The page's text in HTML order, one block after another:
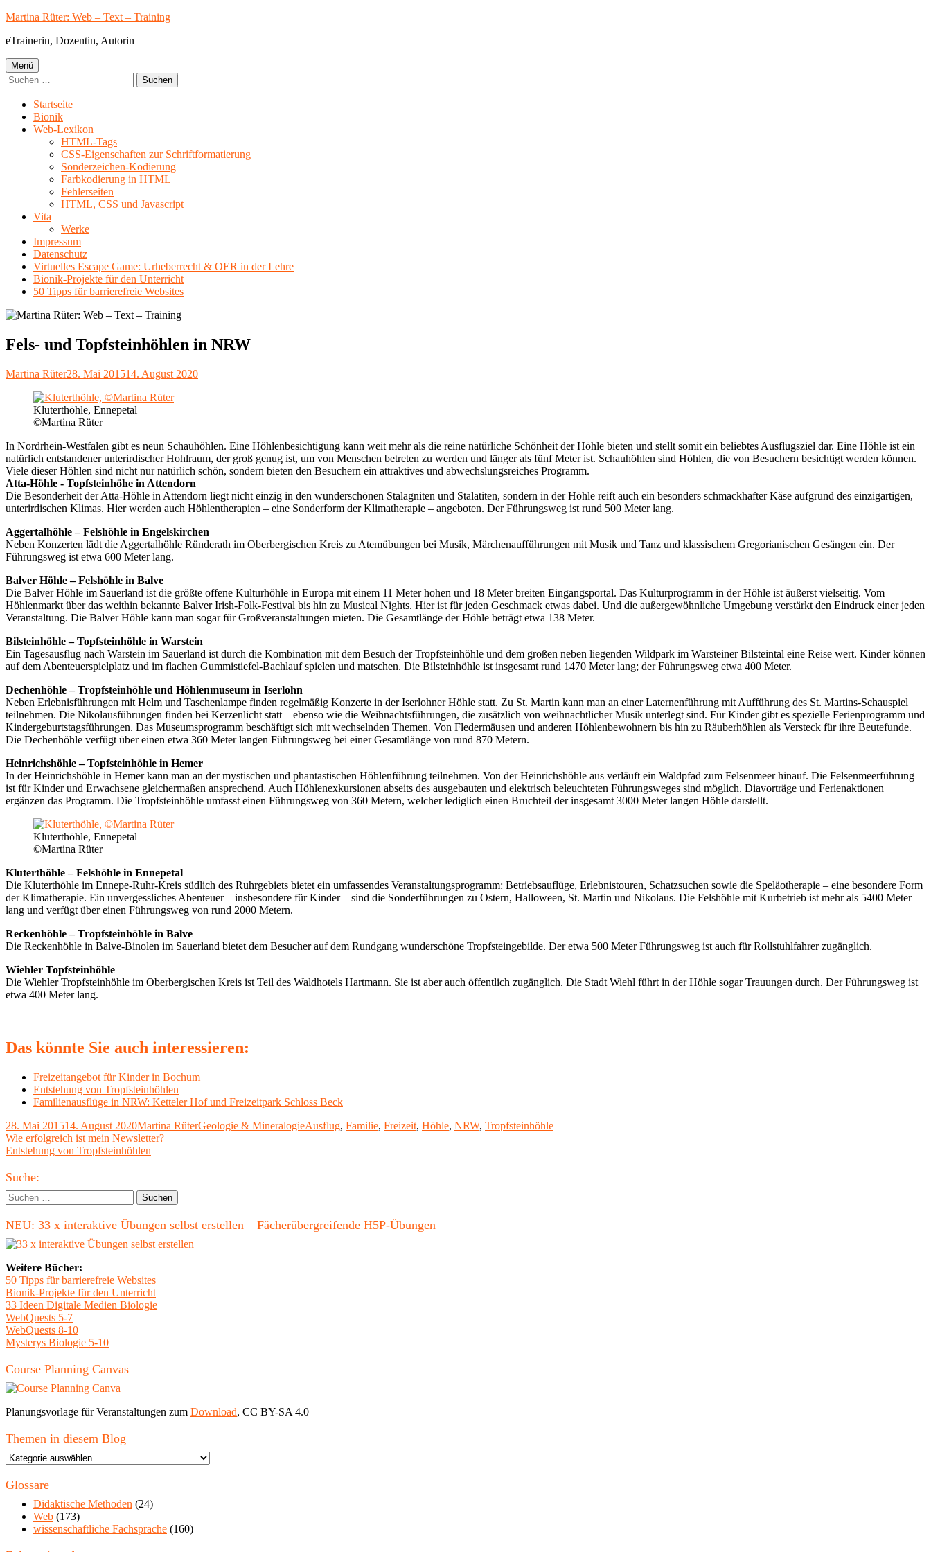
Springe
Inhalt
Martina Rüter: Web – Text – Training
eTrainerin, Dozentin, Autorin
Primäres
Menü
Menü
Suchen
nach:
Startseite
Bionik
Web-Lexikon
HTML-Tags
CSS-Eigenschaften zur Schriftformatierung
Sonderzeichen-Kodierung
Farbkodierung in HTML
Fehlerseiten
HTML, CSS und Javascript
Vita
Werke
Impressum
Datenschutz
Virtuelles Escape Game: Urheberrecht & OER in der Lehre
Bionik-Projekte für den Unterricht
50 Tipps für barrierefreie Websites
Fels- und Topfsteinhöhlen in NRW
Autor
Martina RüterVeröffentlicht
28. Mai 201514. August 2020
Kluterthöhle, Ennepetal
©Martina Rüter
In Nordrhein-Westfalen gibt es neun Schauhöhlen. Eine Höhlenbesichtigung kann weit mehr als die reine natürliche Schönheit der Höhle bieten und stellt somit ein beliebtes Ausflugsziel dar. Eine Höhle ist ein
natürlich entstandener unterirdischer Hohlraum, der groß genug ist, um von Menschen betreten zu werden und länger als fünf Meter ist. Schauhöhlen sind Höhlen, die von Besuchern besichtigt werden können.
Viele dieser Höhlen sind nicht nur natürlich schön, sondern bieten den Besuchern ein attraktives und abwechslungsreiches Programm.
Atta-Höhle - Topfsteinhöhe in Attendorn
Die Besonderheit der Atta-Höhle in Attendorn liegt nicht einzig in den wunderschönen Stalagniten und Stalatiten, sondern in der Höhle reift auch ein besonders schmackhafter Käse aufgrund des einzigartigen,
unterirdischen Klimas. Hier werden auch Höhlentherapien – eine Sonderform der Klimatherapie – angeboten. Der Führungsweg ist rund 500 Meter lang.
Aggertalhöhle – Felshöhle in Engelskirchen
Neben Konzerten lädt die Aggertalhöhle Ründerath im Oberbergischen Kreis zu Atemübungen bei Musik, Märchenaufführungen mit Musik und Tanz und klassischem Gregorianischen Gesängen ein. Der
Führungsweg ist etwa 600 Meter lang.
Balver Höhle – Felshöhle in Balve
Die Balver Höhle im Sauerland ist die größte offene Kulturhöhle in Europa mit einem 11 Meter hohen und 18 Meter breiten Eingangsportal. Das Kulturprogramm in der Höhle ist äußerst vielseitig. Vom
Höhlenmarkt über das weithin bekannte Balver Irish-Folk-Festival bis hin zu Musical Nights. Hier ist für jeden Geschmack etwas dabei. Und die außergewöhnliche Umgebung verstärkt den Eindruck einer jeden
Veranstaltung. Die Balver Höhle kann man sogar für Großveranstaltungen mieten. Die Gesamtlänge der Höhle beträgt etwa 138 Meter.
Bilsteinhöhle – Topfsteinhöhle in Warstein
Ein Tagesausflug nach Warstein im Sauerland ist durch die Kombination mit dem Besuch der Tropfsteinhöhle und dem großen neben liegenden Wildpark im Warsteiner Bilsteintal eine Reise wert. Kinder können
auf dem Abenteuerspielplatz und im flachen Gummistiefel-Bachlauf spielen und matschen. Die Bilsteinhöhle ist insgesamt rund 1470 Meter lang; der Führungsweg etwa 400 Meter.
Dechenhöhle – Tropfsteinhöhle und Höhlenmuseum in Iserlohn
Neben Erlebnisführungen mit Helm und Taschenlampe finden regelmäßig Konzerte in der Iserlohner Höhle statt. Zu St. Martin kann man an einer Laternenführung mit Aufführung des St. Martins-Schauspiel
teilnehmen. Die Nikolausführungen finden bei Kerzenlicht statt – ebenso wie die Weihnachtsführungen, die zusätzlich von weihnachtlicher Musik unterlegt sind. Für Kinder gibt es spezielle Ferienprogramm und
Kindergeburtstagsführungen. Das Museumsprogramm beschäftigt sich mit wechselnden Themen. Von Fledermäusen und anderen Höhlenbewohnern bis hin zu Räuberhöhlen als Versteck für ihre Beutefunde.
Die Dechenhöhle verfügt über einen etwa 360 Meter langen Führungsweg bei einer Gesamtlänge von rund 870 Metern.
Heinrichshöhle – Topfsteinhöhle in Hemer
In der Heinrichshöhle in Hemer kann man an der mystischen und phantastischen Höhlenführung teilnehmen. Von der Heinrichshöhle aus verläuft ein Waldpfad zum Felsenmeer hinauf. Die Felsenmeerführung
ist für Kinder und Erwachsene gleichermaßen ansprechend. Auch Höhlenexkursionen abseits des ausgebauten und elektrisch beleuchteten Führungsweges sind möglich. Diavorträge und Ferienaktionen
ergänzen das Programm. Die Tropfsteinhöhle umfasst einen Führungsweg von 360 Metern, welcher lediglich einen Bruchteil der insgesamt 3000 Meter langen Höhle darstellt.
Kluterthöhle, Ennepetal
©Martina Rüter
Kluterthöhle – Felshöhle in Ennepetal
Die Kluterthöhle im Ennepe-Ruhr-Kreis südlich des Ruhrgebiets bietet ein umfassendes Veranstaltungsprogramm: Betriebsauflüge, Erlebnistouren, Schatzsuchen sowie die Speläotherapie – eine besondere Form
der Klimatherapie. Ein unvergessliches Abenteuer – insbesondere für Kinder – sind die Sonderführungen zu Ostern, Halloween, St. Martin und Nikolaus. Die Felshöhle mit Kurbetrieb ist mehr als 5400 Meter
lang und verfügt über einen Führungsweg von rund 2000 Metern.
Reckenhöhle – Tropfsteinhöhle in Balve
Die Reckenhöhle in Balve-Binolen im Sauerland bietet dem Besucher auf dem Rundgang wunderschöne Tropfsteingebilde. Der etwa 500 Meter Führungsweg ist auch für Rollstuhlfahrer zugänglich.
Wiehler Topfsteinhöhle
Die Wiehler Tropfsteinhöhle im Oberbergischen Kreis ist Teil des Waldhotels Hartmann. Sie ist aber auch öffentlich zugänglich. Die Stadt Wiehl führt in der Höhle sogar Trauungen durch. Der Führungsweg ist
etwa 400 Meter lang.
Das könnte Sie auch interessieren:
Freizeitangebot für Kinder in Bochum
Entstehung von Tropfsteinhöhlen
Familienausflüge in NRW: Ketteler Hof und Freizeitpark Schloss Beck
Veröffentlicht
am
28. Mai 201514. August 2020Autor
Martina RüterKategorien
Geologie & MineralogieSchlagwörter
Ausflug, Familie, Freizeit, Höhle, NRW, Tropfsteinhöhle
Beitragsnavigation
Vorheriger
Beitrag:
Wie erfolgreich ist mein Newsletter?
Nächster
Entstehung von Tropfsteinhöhlen
Haupt-
Seitenleiste
Suche:
Suchen
nach:
NEU: 33 x interaktive Übungen selbst erstellen – Fächerübergreifende H5P-Übungen
Weitere Bücher:
50 Tipps für barrierefreie Websites
Bionik-Projekte für den Unterricht
33 Ideen Digitale Medien Biologie
WebQuests 5-7
WebQuests 8-10
Mysterys Biologie 5-10
Course Planning Canvas
Planungsvorlage für Veranstaltungen zum Download, CC BY-SA 4.0
Themen in diesem Blog
Themen
diesem
Glossare
Didaktische Methoden (24)
Web (173)
wissenschaftliche Fachsprache (160)